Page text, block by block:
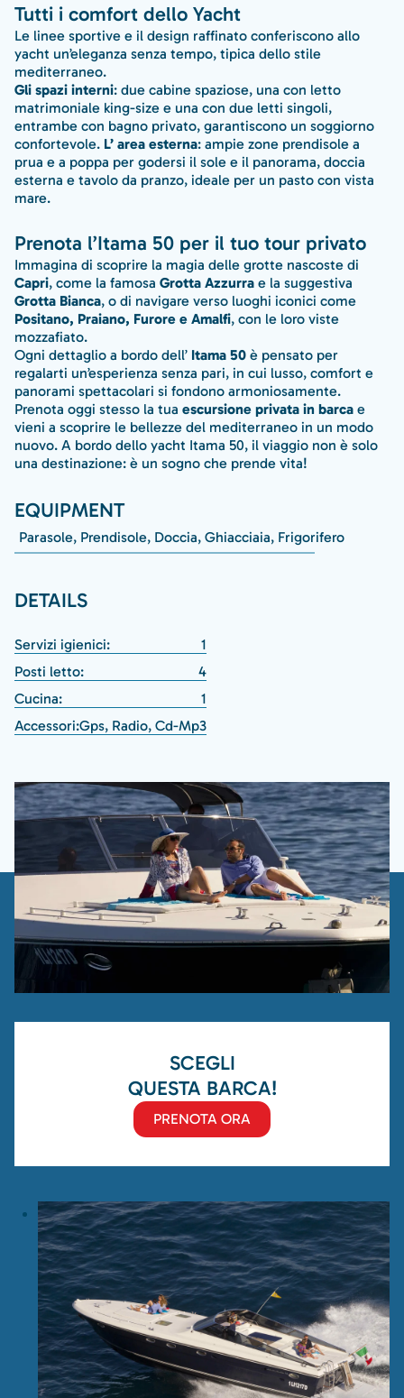
Tutti i comfort dello Yacht
Le linee sportive e il design raffinato conferiscono allo
yacht un’eleganza senza tempo, tipica dello stile
mediterraneo.
Gli spazi interni: due cabine spaziose, una con letto
matrimoniale king-size e una con due letti singoli,
entrambe con bagno privato, garantiscono un soggiorno
confortevole. L’ area esterna: ampie zone prendisole a
prua e a poppa per godersi il sole e il panorama, doccia
esterna e tavolo da pranzo, ideale per un pasto con vista
mare.
Prenota l’Itama 50 per il tuo tour privato
Immagina di scoprire la magia delle grotte nascoste di
Capri, come la famosa Grotta Azzurra e la suggestiva
Grotta Bianca, o di navigare verso luoghi iconici come
Positano, Praiano, Furore e Amalfi, con le loro viste
mozzafiato.
Ogni dettaglio a bordo dell’ Itama 50 è pensato per
regalarti un’esperienza senza pari, in cui lusso, comfort e
panorami spettacolari si fondono armoniosamente.
Prenota oggi stesso la tua escursione privata in barca e
vieni a scoprire le bellezze del mediterraneo in un modo
nuovo. A bordo dello yacht Itama 50, il viaggio non è solo
una destinazione: è un sogno che prende vita!
EQUIPMENT
Parasole, Prendisole, Doccia, Ghiacciaia, Frigorifero
DETAILS
Servizi igienici:
1
Posti letto:
4
Cucina:
1
Accessori:Gps, Radio, Cd-Mp3
SCEGLI
QUESTA BARCA!
PRENOTA ORA